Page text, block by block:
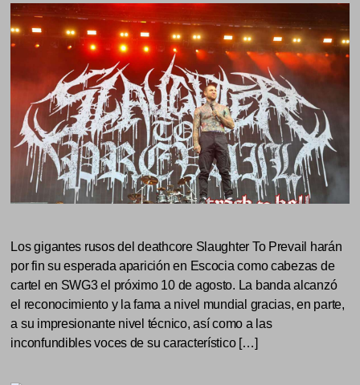
Los gigantes rusos del deathcore Slaughter To Prevail harán
por fin su esperada aparición en Escocia como cabezas de
cartel en SWG3 el próximo 10 de agosto. La banda alcanzó
el reconocimiento y la fama a nivel mundial gracias, en parte,
a su impresionante nivel técnico, así como a las
inconfundibles voces de su característico […]